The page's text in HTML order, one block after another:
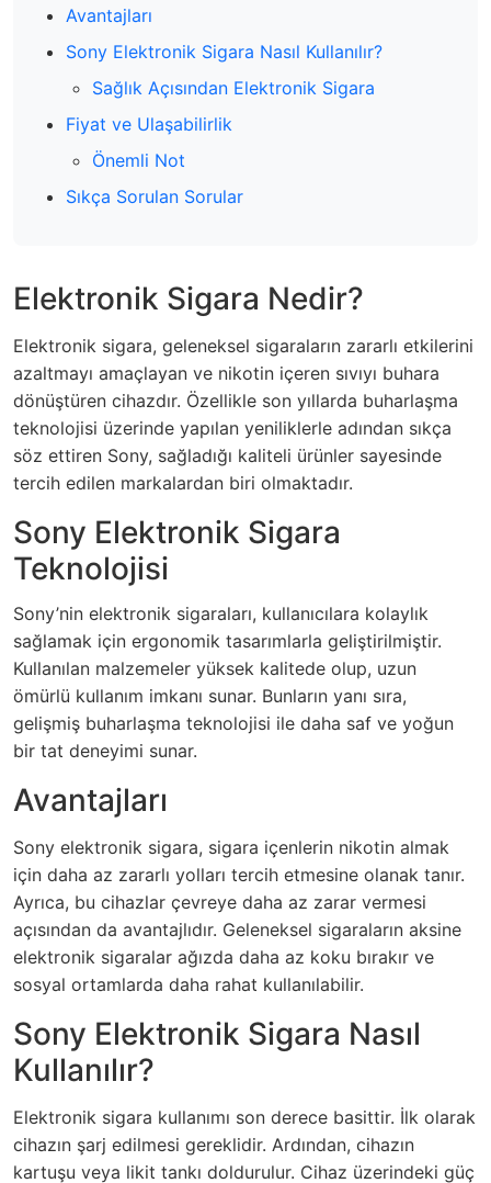
Avantajları
Sony Elektronik Sigara Nasıl Kullanılır?
Sağlık Açısından Elektronik Sigara
Fiyat ve Ulaşabilirlik
Önemli Not
Sıkça Sorulan Sorular
Elektronik Sigara Nedir?
Elektronik sigara, geleneksel sigaraların zararlı etkilerini
azaltmayı amaçlayan ve nikotin içeren sıvıyı buhara
dönüştüren cihazdır. Özellikle son yıllarda buharlaşma
teknolojisi üzerinde yapılan yeniliklerle adından sıkça
söz ettiren Sony, sağladığı kaliteli ürünler sayesinde
tercih edilen markalardan biri olmaktadır.
Sony Elektronik Sigara
Teknolojisi
Sony’nin elektronik sigaraları, kullanıcılara kolaylık
sağlamak için ergonomik tasarımlarla geliştirilmiştir.
Kullanılan malzemeler yüksek kalitede olup, uzun
ömürlü kullanım imkanı sunar. Bunların yanı sıra,
gelişmiş buharlaşma teknolojisi ile daha saf ve yoğun
bir tat deneyimi sunar.
Avantajları
Sony elektronik sigara, sigara içenlerin nikotin almak
için daha az zararlı yolları tercih etmesine olanak tanır.
Ayrıca, bu cihazlar çevreye daha az zarar vermesi
açısından da avantajlıdır. Geleneksel sigaraların aksine
elektronik sigaralar ağızda daha az koku bırakır ve
sosyal ortamlarda daha rahat kullanılabilir.
Sony Elektronik Sigara Nasıl
Kullanılır?
Elektronik sigara kullanımı son derece basittir. İlk olarak
cihazın şarj edilmesi gereklidir. Ardından, cihazın
kartuşu veya likit tankı doldurulur. Cihaz üzerindeki güç